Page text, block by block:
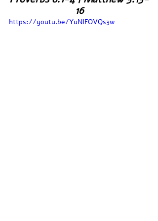
16
https://youtu.be/YuNIFOVQs3w